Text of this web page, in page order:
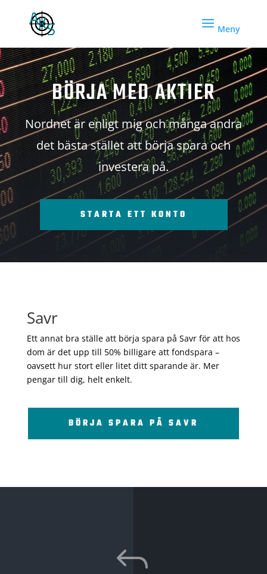
BÖRJA MED AKTIER
Nordnet är enligt mig och många andra
det bästa stället att börja spara och
investera på.
STARTA ETT KONTO
Savr
Ett annat bra ställe att börja spara på Savr för att hos
dom är det upp till 50% billigare att fondspara –
oavsett hur stort eller litet ditt sparande är. Mer
pengar till dig, helt enkelt.
BÖRJA SPARA PÅ SAVR
J